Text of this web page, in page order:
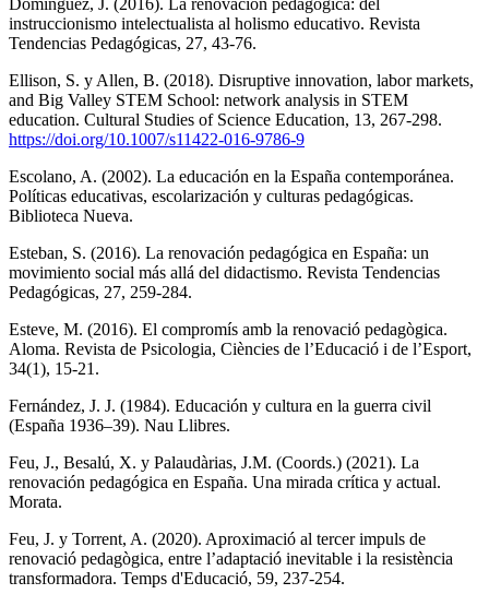
instruccionismo intelectualista al holismo educativo. Revista
Tendencias Pedagógicas, 27, 43-76.
Ellison, S. y Allen, B. (2018). Disruptive innovation, labor markets,
and Big Valley STEM School: network analysis in STEM
education. Cultural Studies of Science Education, 13, 267-298.
https://doi.org/10.1007/s11422-016-9786-9
Escolano, A. (2002). La educación en la España contemporánea.
Políticas educativas, escolarización y culturas pedagógicas.
Biblioteca Nueva.
Esteban, S. (2016). La renovación pedagógica en España: un
movimiento social más allá del didactismo. Revista Tendencias
Pedagógicas, 27, 259-284.
Esteve, M. (2016). El compromís amb la renovació pedagògica.
Aloma. Revista de Psicologia, Ciències de l’Educació i de l’Esport,
34(1), 15-21.
Fernández, J. J. (1984). Educación y cultura en la guerra civil
(España 1936–39). Nau Llibres.
Feu, J., Besalú, X. y Palaudàrias, J.M. (Coords.) (2021). La
renovación pedagógica en España. Una mirada crítica y actual.
Morata.
Feu, J. y Torrent, A. (2020). Aproximació al tercer impuls de
renovació pedagògica, entre l’adaptació inevitable i la resistència
transformadora. Temps d'Educació, 59, 237-254.